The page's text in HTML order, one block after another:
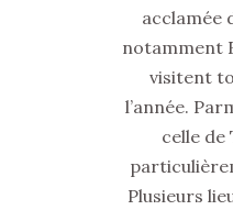
acclamée
notamment
visitent
l’année.
celle de
Plusieurs